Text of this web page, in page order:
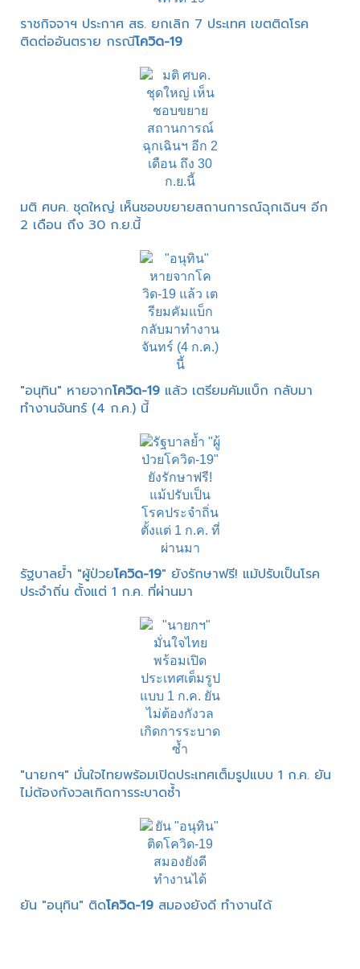
ราชกิจจาฯ ประกาศ สธ. ยกเลิก 7 ประเทศ เขตติดโรค
ติดต่ออันตราย กรณีโควิด-19
มติ ศบค. ชุดใหญ่ เห็นชอบขยายสถานการณ์ฉุกเฉินฯ อีก
2 เดือน ถึง 30 ก.ย.นี้
"อนุทิน" หายจากโควิด-19 แล้ว เตรียมคัมแบ็ก กลับมา
ทำงานจันทร์ (4 ก.ค.) นี้
รัฐบาลย้ำ "ผู้ป่วยโควิด-19" ยังรักษาฟรี! แม้ปรับเป็นโรค
ประจำถิ่น ตั้งแต่ 1 ก.ค. ที่ผ่านมา
"นายกฯ" มั่นใจไทยพร้อมเปิดประเทศเต็มรูปแบบ 1 ก.ค. ยัน
ไม่ต้องกังวลเกิดการระบาดซ้ำ
ยัน "อนุทิน" ติดโควิด-19 สมองยังดี ทำงานได้